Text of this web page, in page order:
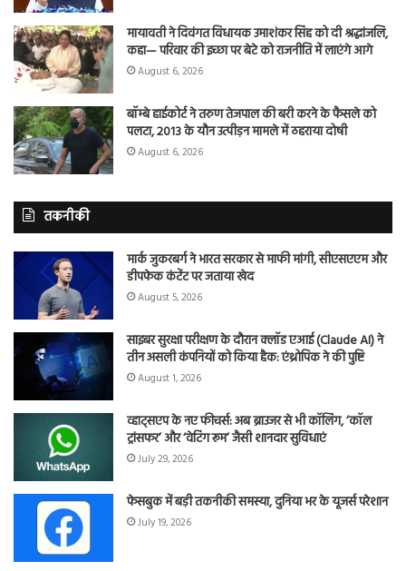
मायावती ने दिवंगत विधायक उमाशंकर सिंह को दी श्रद्धांजलि,
कहा— परिवार की इच्छा पर बेटे को राजनीति में लाएंगे आगे
August 6, 2026
बॉम्बे हाईकोर्ट ने तरुण तेजपाल की बरी करने के फैसले को
पलटा, 2013 के यौन उत्पीड़न मामले में ठहराया दोषी
August 6, 2026
तकनीकी
मार्क जुकरबर्ग ने भारत सरकार से माफी मांगी, सीएसएएम और
डीपफेक कंटेंट पर जताया खेद
August 5, 2026
साइबर सुरक्षा परीक्षण के दौरान क्लॉड एआई (Claude AI) ने
तीन असली कंपनियों को किया हैक: एंथ्रोपिक ने की पुष्टि
August 1, 2026
व्हाट्सएप के नए फीचर्स: अब ब्राउजर से भी कॉलिंग, ‘कॉल
ट्रांसफर’ और ‘वेटिंग रूम’ जैसी शानदार सुविधाएं
July 29, 2026
फेसबुक में बड़ी तकनीकी समस्या, दुनिया भर के यूजर्स परेशान
July 19, 2026